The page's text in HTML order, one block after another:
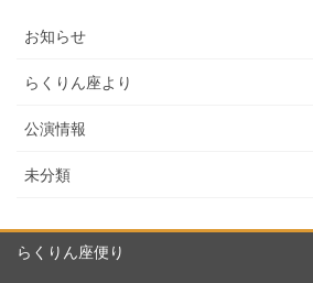
お知らせ
らくりん座より
公演情報
未分類
らくりん座便り